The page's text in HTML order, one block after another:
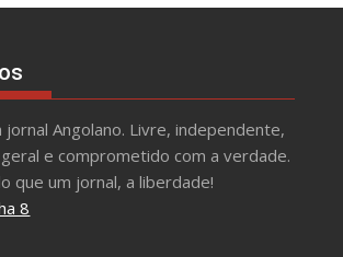
jornal Angolano. Livre, independente,
e comprometido com a verdade.
que um jornal, a liberdade!
8